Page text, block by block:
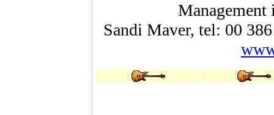
Sandi Maver, tel: 00